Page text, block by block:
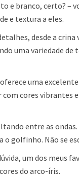
e branco, certo? –
e textura a eles.
desde a
uma variedade
uma
cores vibrantes
entre as ondas.
o golfinho. Não se
um dos meus
do arco-íris.